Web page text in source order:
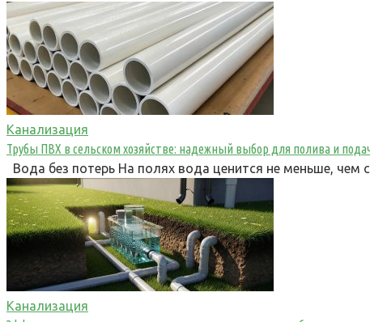
Канализация
Трубы ПВХ в сельском хозяйстве: надежный выбор для полива и
Вода без потерь На полях вода ценится не меньше, чем
Канализация